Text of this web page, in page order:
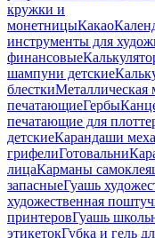
кружки и
монетницыКакао
инструменты для
финансовые
шампуни детские
блесткиМеталлическая
печатающиеГербы
печатающие для
детскиеКарандаши
грифелиГотовальни
лицаКарманы
запасныеГуашь
художественная
принтеровГуашь
этикетокГубка и гель